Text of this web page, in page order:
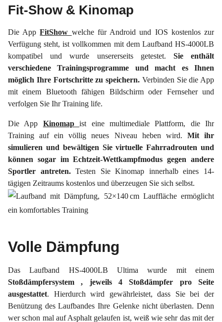
Fit-Show & Kinomap
Die AppFitShow welche für Android und IOS kostenlos zur
Verfügung steht, ist vollkommen mit dem Laufband HS-4000LB
kompatibel und wurde unsererseits getestet. Sie enthält
verschiedene Trainingsprogramme und macht es Ihnen
möglich Ihre Fortschritte zu speichern. Verbinden Sie die App
mit einem Bluetooth fähigen Bildschirm oder Fernseher und
verfolgen Sie Ihr Training life.
Die App Kinomapist eine multimediale Plattform, die Ihr
Training auf ein völlig neues Niveau heben wird. Mit ihr
simulieren und bewältigen Sie virtuelle Fahrradrouten und
können sogar im Echtzeit-Wettkampfmodus gegen andere
Sportler antreten.Testen Sie Kinomap innerhalb eines 14-
tägigen Zeitraums kostenlos und überzeugen Sie sich selbst.
Volle Dämpfung
Das Laufband HS-4000LB Ultima wurde mit einem
Stoßdämpfersystem , jeweils 4 Stoßdämpfer pro Seite
ausgestattet. Hierdurch wird gewährleistet, dass Sie bei der
Benützung des Laufbandes Ihre Gelenke nicht überlasten. Denn
wer schon mal auf Asphalt gelaufen ist, weiß wie sehr das mit der